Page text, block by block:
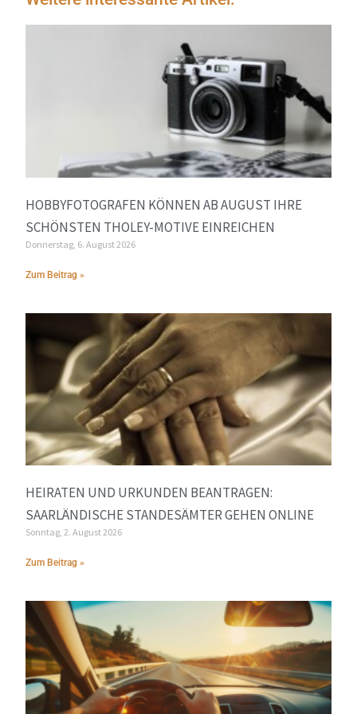
HOBBYFOTOGRAFEN KÖNNEN AB AUGUST IHRE
SCHÖNSTEN THOLEY-MOTIVE EINREICHEN
Donnerstag, 6. August 2026
Zum Beitrag »
HEIRATEN UND URKUNDEN BEANTRAGEN:
SAARLÄNDISCHE STANDESÄMTER GEHEN ONLINE
Sonntag, 2. August 2026
Zum Beitrag »